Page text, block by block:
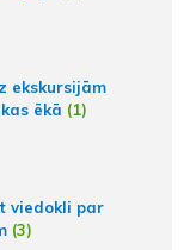
ekskursijām
ēkā (1)
viedokli par
(3)